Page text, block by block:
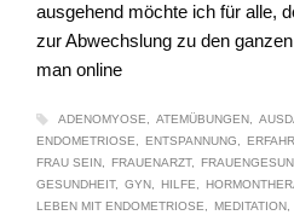
ausgehend möchte ich für alle,
zur Abwechslung zu den
man online
ADENOMYOSE ATEMÜBUNGEN
ENDOMETRIOSE
ENTSPANNUNG
FRAU SEIN
FRAUENARZT
GESUNDHEIT
GYN HILFE
LEBEN MIT ENDOMETRIOSE
MEDITATION